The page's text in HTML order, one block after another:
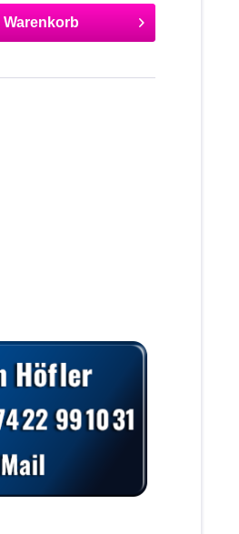
Warenkorb